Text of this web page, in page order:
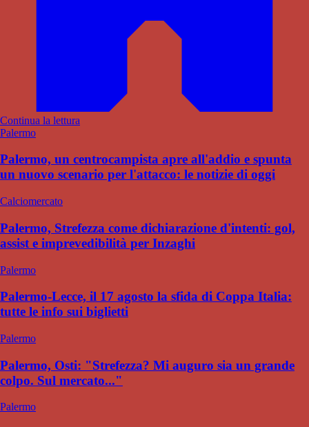
Continua la lettura
Palermo
Palermo, un centrocampista apre all'addio e spunta
un nuovo scenario per l'attacco: le notizie di oggi
Calciomercato
Palermo, Strefezza come dichiarazione d'intenti: gol,
assist e imprevedibilità per Inzaghi
Palermo
Palermo-Lecce, il 17 agosto la sfida di Coppa Italia:
tutte le info sui biglietti
Palermo
Palermo, Osti: "Strefezza? Mi auguro sia un grande
colpo. Sul mercato..."
Palermo